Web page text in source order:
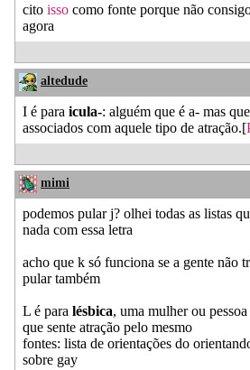
cito isso como fonte porque não
agora
altedude
I é para icula-: alguém que é a- mas
associados com aquele tipo de atração.[
mimi
podemos pular j? olhei todas as listas
nada com essa letra
acho que k só funciona se a gente não
pular também
L é para lésbica, uma mulher ou
que sente atração pelo mesmo
fontes: lista de orientações do
sobre gay